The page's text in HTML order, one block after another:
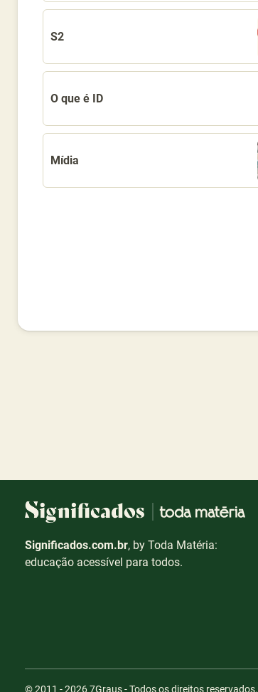
S2
O que é ID
Mídia
Significados.com.br, by Toda Matéria:
educação acessível para todos.
© 2011 - 20267Graus- Todos os direitos reservados.